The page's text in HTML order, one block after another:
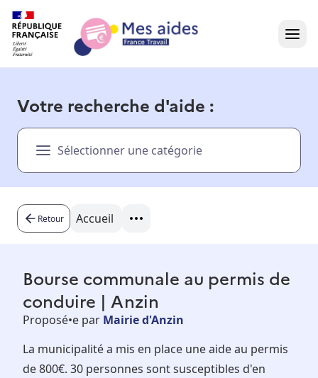
Présentation vidéo
Besoin d'aide ?
Votre recherche d'aide :
Sélectionner une catégorie
Retour Accueil
Bourse communale au permis de
conduire | Anzin
Proposé•e par Mairie d'Anzin
La municipalité a mis en place une aide au permis
de 800€. 30 personnes sont susceptibles d'en